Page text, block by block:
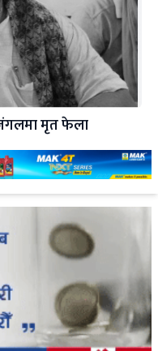
मृत फेला